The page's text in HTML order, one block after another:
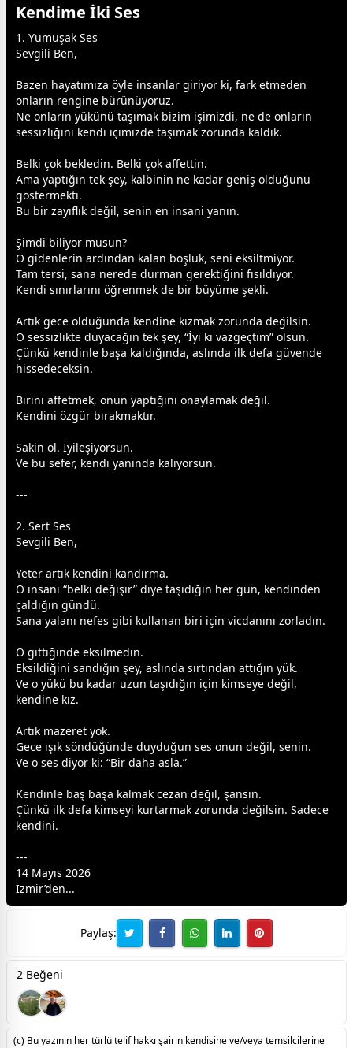
Kendime İki Ses
1. Yumuşak Ses
Sevgili Ben,
Bazen hayatımıza öyle insanlar giriyor ki, fark etmeden
onların rengine bürünüyoruz.
Ne onların yükünü taşımak bizim işimizdi, ne de onların
sessizliğini kendi içimizde taşımak zorunda kaldık.
Belki çok bekledin. Belki çok affettin.
Ama yaptığın tek şey, kalbinin ne kadar geniş olduğunu
göstermekti.
Bu bir zayıflık değil, senin en insani yanın.
Şimdi biliyor musun?
O gidenlerin ardından kalan boşluk, seni eksiltmiyor.
Tam tersi, sana nerede durman gerektiğini fısıldıyor.
Kendi sınırlarını öğrenmek de bir büyüme şekli.
Artık gece olduğunda kendine kızmak zorunda değilsin.
O sessizlikte duyacağın tek şey, “İyi ki vazgeçtim” olsun.
Çünkü kendinle başa kaldığında, aslında ilk defa güvende
hissedeceksin.
Birini affetmek, onun yaptığını onaylamak değil.
Kendini özgür bırakmaktır.
Sakin ol. İyileşiyorsun.
Ve bu sefer, kendi yanında kalıyorsun.
---
2. Sert Ses
Sevgili Ben,
Yeter artık kendini kandırma.
O insanı “belki değişir” diye taşıdığın her gün, kendinden
çaldığın gündü.
Sana yalanı nefes gibi kullanan biri için vicdanını zorladın.
O gittiğinde eksilmedin.
Eksildiğini sandığın şey, aslında sırtından attığın yük.
Ve o yükü bu kadar uzun taşıdığın için kimseye değil,
kendine kız.
Artık mazeret yok.
Gece ışık söndüğünde duyduğun ses onun değil, senin.
Ve o ses diyor ki: “Bir daha asla.”
Kendinle baş başa kalmak cezan değil, şansın.
Çünkü ilk defa kimseyi kurtarmak zorunda değilsin. Sadece
kendini.
---
14 Mayıs 2026
İzmir’den...
Paylaş:
2 Beğeni
(c) Bu yazının her türlü telif hakkı şairin kendisine ve/veya temsilcilerine